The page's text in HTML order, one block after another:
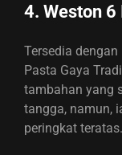
4. Weston
Tersedia
Pasta Gaya
tambahan yang
tangga, namun,
peringkat teratas.